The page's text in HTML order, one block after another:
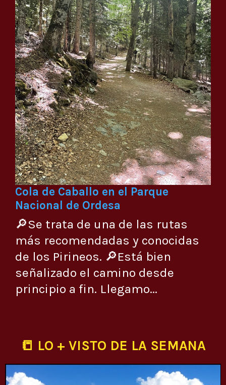
Cola de Caballo en el Parque
Nacional de Ordesa
🔎Se trata de una de las rutas
más recomendadas y conocidas
de los Pirineos. 🔎Está bien
señalizado el camino desde
principio a fin. Llegamo...
📒 LO + VISTO DE LA SEMANA